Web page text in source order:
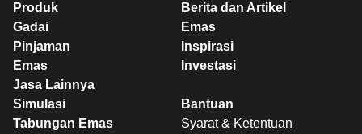
Produk
Gadai
Pinjaman
Emas
Jasa Lainnya
Berita dan Artikel
Emas
Inspirasi
Investasi
Simulasi
Tabungan Emas
Bantuan
Syarat & Ketentuan